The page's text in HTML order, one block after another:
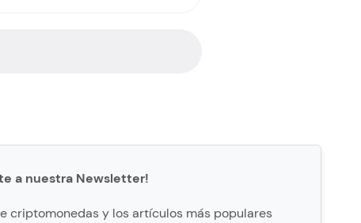
a nuestra Newsletter!
criptomonedas y los artículos más populares